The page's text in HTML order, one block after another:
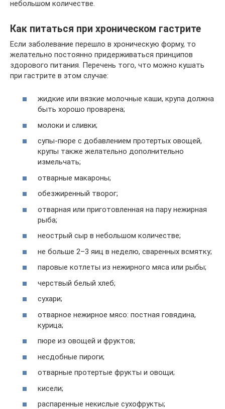
небольшом количестве.
Как питаться при хроническом гастрите
Если заболевание перешло в хроническую форму, то
желательно постоянно придерживаться принципов
здорового питания. Перечень того, что можно кушать
при гастрите в этом случае:
жидкие или вязкие молочные каши, крупа должна
быть хорошо проварена;
молоки и сливки;
супы-пюре с добавлением протертых овощей,
крупы также желательно дополнительно
измельчать;
отварные макароны;
обезжиренный творог;
отварная или приготовленная на пару нежирная
рыба;
неострый сыр в небольшом количестве;
не больше 2–3 яиц в неделю, сваренных всмятку;
паровые котлеты из нежирного мяса или рыбы;
черствый белый хлеб;
сухари;
отварное нежирное мясо: постная говядина,
курица;
пюре из овощей и фруктов;
несдобные пироги;
отварные протертые фрукты и овощи;
кисели;
распаренные некислые сухофрукты;